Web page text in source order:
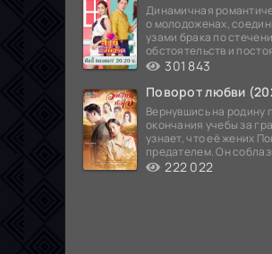
Динамичная
о молодоженах,
узами брака по
обстоятельств и
попадающих в
301 843
Поворот любви
Вернувшись на родину
окончания учебы за
узнает, что её жених
предателем. Он
сестру хозяина
222 022